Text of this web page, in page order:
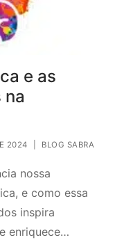
e as
na
2024 BLOG SABRA
nossa
e como essa
inspira
enriquece…